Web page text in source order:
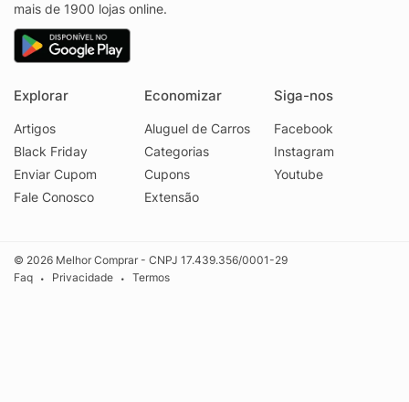
mais de 1900 lojas online.
Explorar
Artigos
Black Friday
Enviar Cupom
Fale Conosco
Economizar
Aluguel de Carros
Categorias
Cupons
Extensão
Siga-nos
Facebook
Instagram
Youtube
© 2026 Melhor Comprar - CNPJ 17.439.356/0001-29
Faq
• Privacidade • Termos